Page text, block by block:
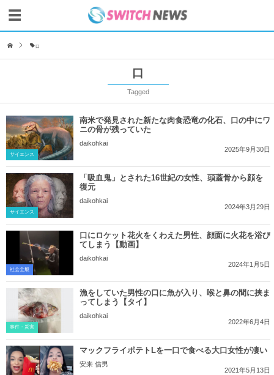
口
口
Tagged
サイエンス
南米で発見された新たな肉食恐竜の化石、口の中にワ
ニの骨が残っていた
daikohkai
2025年9月30日
サイエンス
「吸血鬼」とされた16世紀の女性、頭蓋骨から顔を
復元
daikohkai
2024年3月29日
社会全般
口にロケット花火をくわえた男性、顔面に火花を浴び
てしまう【動画】
daikohkai
2024年1月5日
事件・災害
漁をしていた男性の口に魚が入り、喉と鼻の間に挟ま
ってしまう【タイ】
daikohkai
2022年6月4日
マックフライポテトLを一口で食べる大口女性が凄い
安来 信男
2021年5月13日